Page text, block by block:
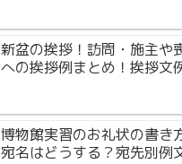
新盆の挨拶！訪問・施主や
への挨拶例まとめ！挨拶文
博物館実習のお礼状の書き
宛名はどうする？宛先別例